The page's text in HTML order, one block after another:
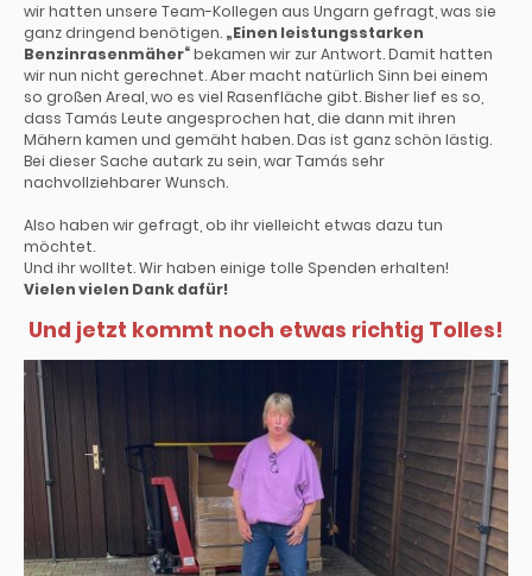
wir hatten unsere Team-Kollegen aus Ungarn gefragt, was sie
ganz dringend benötigen. „Einen leistungsstarken
Benzinrasenmäher“bekamen wir zur Antwort. Damit hatten
wir nun nicht gerechnet. Aber macht natürlich Sinn bei einem
so großen Areal, wo es viel Rasenfläche gibt. Bisher lief es so,
dass Tamás Leute angesprochen hat, die dann mit ihren
Mähern kamen und gemäht haben. Das ist ganz schön lästig.
Bei dieser Sache autark zu sein, war Tamás sehr
nachvollziehbarer Wunsch.
Also haben wir gefragt, ob ihr vielleicht etwas dazu tun
möchtet.
Und ihr wolltet. Wir haben einige tolle Spenden erhalten!
Vielen vielen Dank dafür!
Und jetzt kommt noch etwas richtig Tolles!